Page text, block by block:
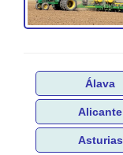
Álava
Alicante
Asturias